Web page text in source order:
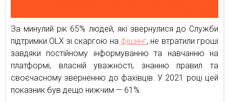
За минулий рік 65% людей, які звернулися до Служби
підтримки OLX зі скаргою на фішинг, не втратили гроші
завдяки постійному інформуванню та навчанню на
платформі, власній уважності, знанню правил та
своєчасному зверненню до фахівців. У 2021 році цей
показник був дещо нижчим — 61%.